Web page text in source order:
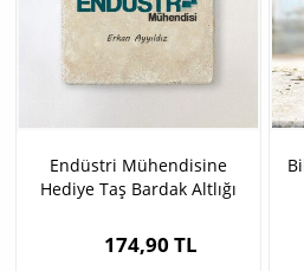
Endüstri Mühendisine
Hediye Taş Bardak Altlığı
174,90 TL